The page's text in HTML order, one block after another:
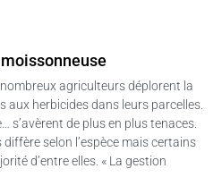
agriculteurs déplorent la
aux herbicides dans leurs parcelles.
s’avèrent de plus en plus tenaces.
selon l’espèce mais certains
d’entre elles. « La gestion